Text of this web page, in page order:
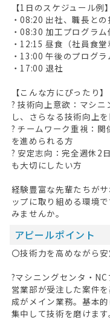
【1日のスケジュール例】
・08:20 出社、職長との
・08:30 加工プログラ
・12:15 昼食（社員食堂
・13:00 午後のプログ
・17:00 退社
【こんな方にぴったり】
? 技術向上意欲：マシ
し、さらなる技術向上
? チームワーク重視：
を進められる方
? 安定志向：完全週休2
も大切にしたい方
経験豊富な先輩たちが
ップに取り組める環境
みませんか。
アピールポイント
〇技術力を高めながら
?マシニングセンタ・
営業部が受注した案件
成がメイン業務。基本
集中して技術を磨けます